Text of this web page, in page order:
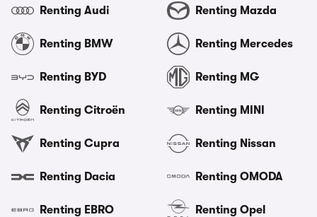
Renting Audi
Renting BMW
Renting BYD
Renting Citroën
Renting Cupra
Renting Dacia
Renting EBRO
Renting Mazda
Renting Mercedes
Renting MG
Renting MINI
Renting Nissan
Renting OMODA
Renting Opel